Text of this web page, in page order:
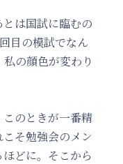
は国試に臨むの
目の模試でなん
の顔色が変わり
のときが一番精
そ勉強会のメン
どに。そこから